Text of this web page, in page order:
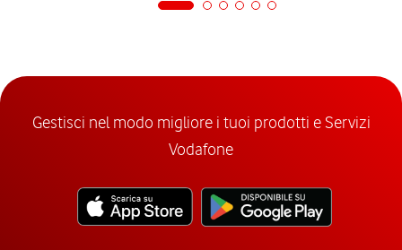
Gestisci nel modo migliore i tuoi prodotti e Servizi
Vodafone